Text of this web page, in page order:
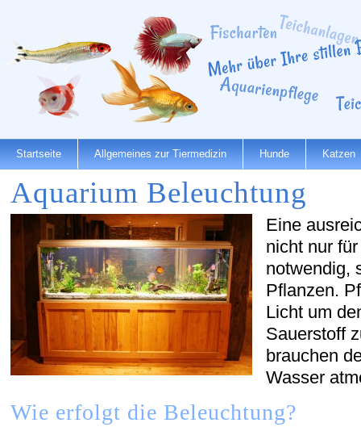
Startseite Allgemeines zur Tiermedizin Hunde Katzen
Aquarium Beleuchtung
Eine
nicht nur
notwendig,
Pflanzen.
Licht um
Sauerstoff
brauchen
Wasser
Wie erfolgt die Beleuchtung?